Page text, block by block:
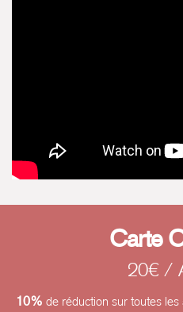
Carte
20€ /
10% de réduction sur toutes